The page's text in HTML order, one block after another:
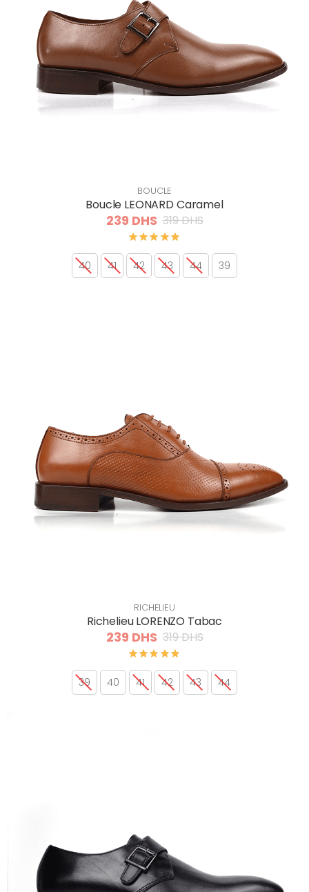
BOUCLE
Boucle LEONARD Caramel
239 DHS 319 DHS
40 41 42 43 44 39
RICHELIEU
Richelieu LORENZO Tabac
239 DHS 319 DHS
39 40 41 42 43 44